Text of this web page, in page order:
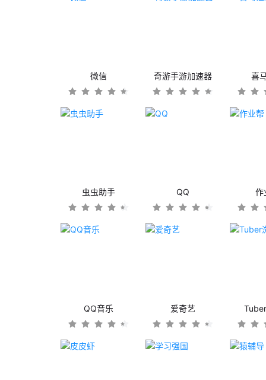
微信 奇游手游加速器 喜
虫虫助手 QQ 作
QQ音乐 爱奇艺